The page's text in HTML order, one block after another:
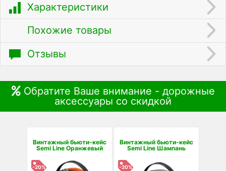
Характеристики
Похожие товары
Отзывы
Обратите Ваше внимание - дорожные
аксессуары со скидкой
Винтажный бьюти-кейс
Semi Line Оранжевый
-20%
Винтажный бьюти-кейс
Semi Line Шампань
-20%